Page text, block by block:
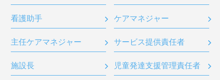
看護助手 ケアマネジャー
主任ケアマネジャー サービス提供責任者
施設長 児童発達支援管理責任者